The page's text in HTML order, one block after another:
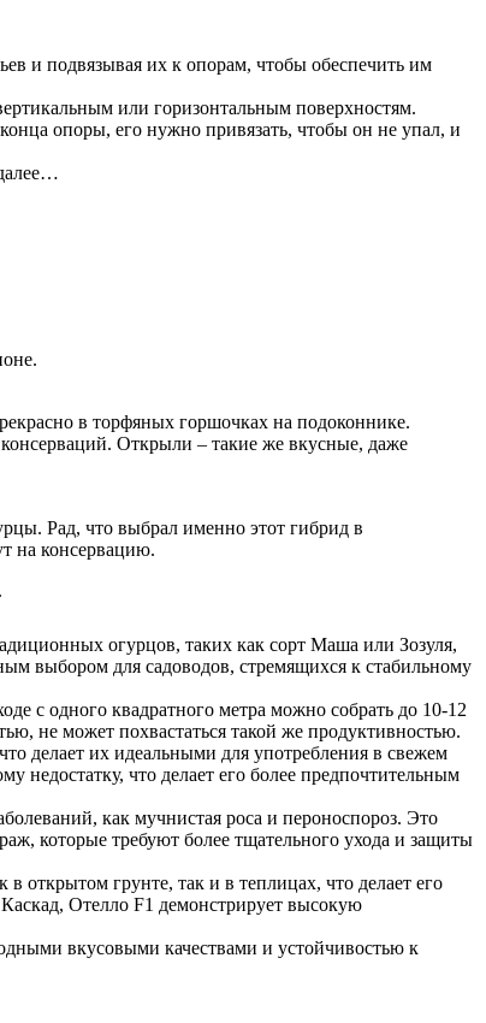
и подвязывая их к опорам, чтобы обеспечить им
или горизонтальным поверхностям.
опоры, его нужно привязать, чтобы он не упал, и
в торфяных горшочках на подоконнике.
Открыли – такие же вкусные, даже
Рад, что выбрал именно этот гибрид в
на консервацию.
огурцов, таких как сорт Маша или Зозуля,
выбором для садоводов, стремящихся к стабильному
с одного квадратного метра можно собрать до 10-12
не может похвастаться такой же продуктивностью.
делает их идеальными для употребления в свежем
недостатку, что делает его более предпочтительным
как мучнистая роса и пероноспороз. Это
которые требуют более тщательного ухода и защиты
открытом грунте, так и в теплицах, что делает его
Отелло F1 демонстрирует высокую
вкусовыми качествами и устойчивостью к